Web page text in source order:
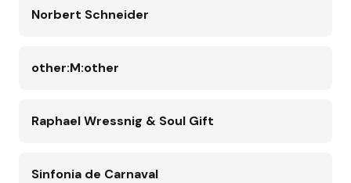
Norbert Schneider
other:M:other
Raphael Wressnig & Soul Gift
Sinfonia de Carnaval